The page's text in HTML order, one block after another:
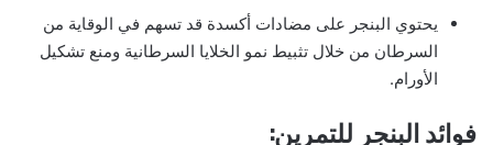
يحتوي البنجر على مضادات أكسدة قد تسهم في الوقاية من
السرطان من خلال تثبيط نمو الخلايا السرطانية ومنع تشكيل
الأورام.
فوائد البنجر للتمرين: